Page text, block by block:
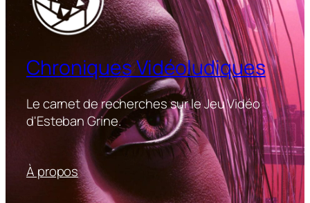
Chroniques Vidéoludiques
Le carnet de recherches sur le Jeu Vidéo
d'Esteban Grine.
À propos